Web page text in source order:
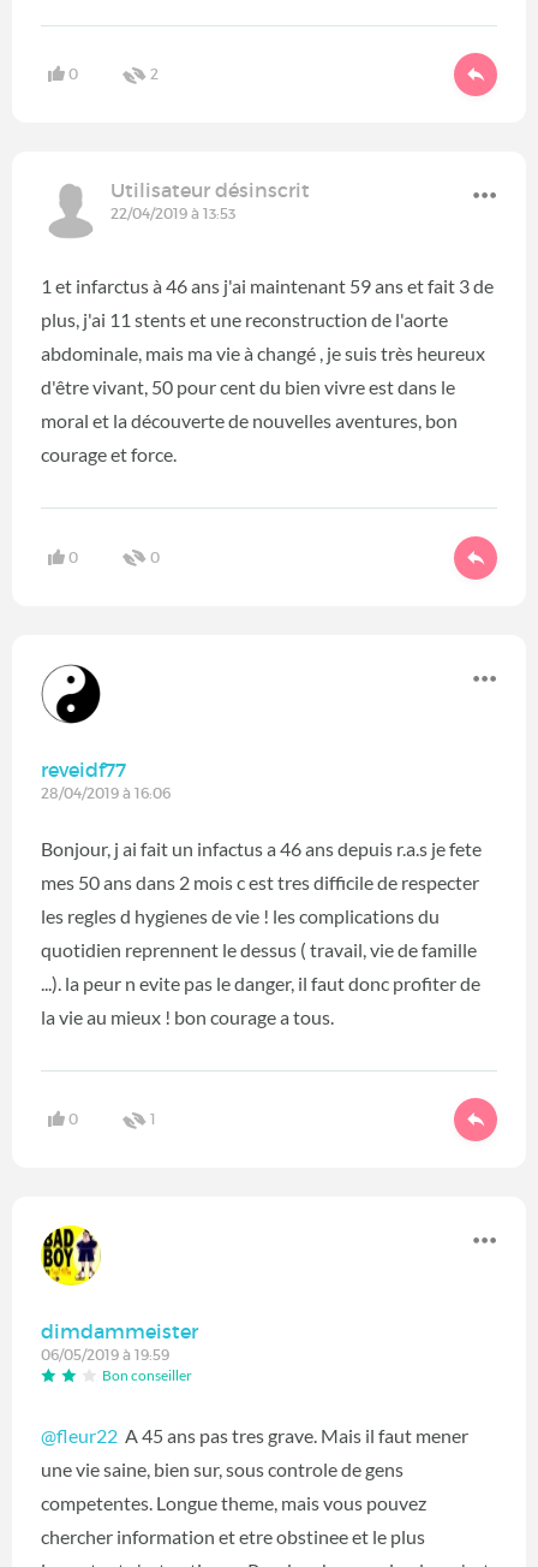
0 2
Utilisateur désinscrit
22/04/2019 à 13:53
1 et infarctus à 46 ans j'ai maintenant 59 ans et fait 3 de
plus, j'ai 11 stents et une reconstruction de l'aorte
abdominale, mais ma vie à changé , je suis très heureux
d'être vivant, 50 pour cent du bien vivre est dans le
moral et la découverte de nouvelles aventures, bon
courage et force.
0 0
reveidf77
28/04/2019 à 16:06
Bonjour, j ai fait un infactus a 46 ans depuis r.a.s je fete
mes 50 ans dans 2 mois c est tres difficile de respecter
les regles d hygienes de vie ! les complications du
quotidien reprennent le dessus ( travail, vie de famille
...). la peur n evite pas le danger, il faut donc profiter de
la vie au mieux ! bon courage a tous.
0 1
dimdammeister
06/05/2019 à 19:59
Bon conseiller
@fleur22 A 45 ans pas tres grave. Mais il faut mener
une vie saine, bien sur, sous controle de gens
competentes. Longue theme, mais vous pouvez
chercher information et etre obstinee et le plus